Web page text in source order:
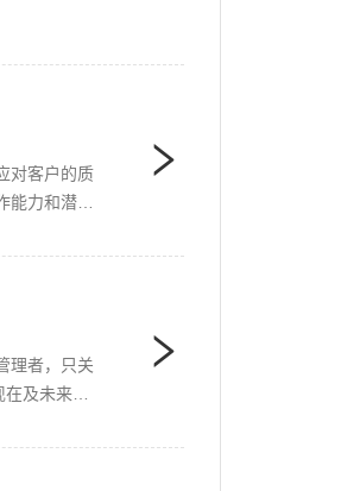
对客户的质
能力和潜
理者，只关
及未来。